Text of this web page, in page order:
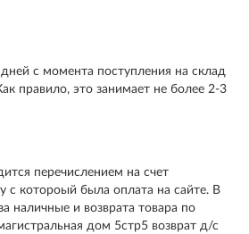
с момента поступления на склад
правило, это занимает не более 2-3
перечислением на счет
с котороый была оплата на сайте. В
наличные и возврата товара по
дом 5стр5 возврат д/с